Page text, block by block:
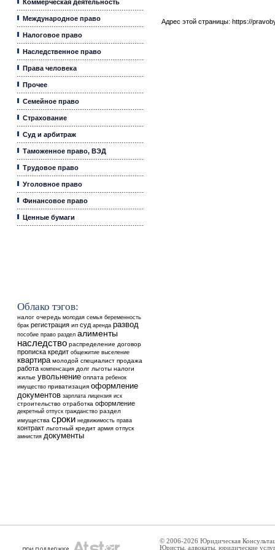
Коммерческая деятельность
Международное право
Налоговое право
Наследственное право
Права человека
Прочее
Семейное право
Страхование
Суд и арбитраж
Таможенное право, ВЭД
Трудовое право
Уголовное право
Финансовое право
Ценные бумаги
Облако тэгов:
налог очередь молодая семья беременность
брак регистрация ип суд аренда развод
пособие право раздел алименты
наследство распределение договор
прописка кредит общежитие выселение
квартира молодой специалист продажа
работа компенсация долг льготы налоги
жилье увольнение оплата ребенок
имущество приватизация оформление
документов зарплата лицензия иск
строительство отработка оформление
декретный отпуск гражданство раздел
имущества сроки недвижимость права
контракт льготный кредит армия отпуск
амнистия документы
Адрес этой страницы: https://
© 2006-2026 Юридическая
Юристы, адвокаты, юридические